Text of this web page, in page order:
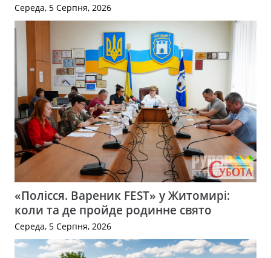
Середа, 5 Серпня, 2026
«Полісся. Вареник FEST» у Житомирі:
коли та де пройде родинне свято
Середа, 5 Серпня, 2026